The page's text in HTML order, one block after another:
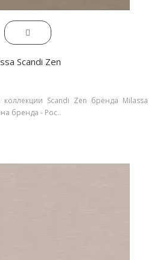
Scandi Zen
Scandi Zen бренда Milassa
бренда - Рос..